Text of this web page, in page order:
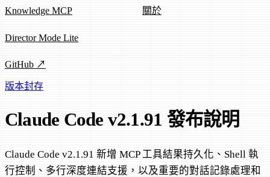
Knowledge MCP
Director Mode Lite
GitHub ↗
關於
版本封存
Claude Code v2.1.91 發布說明
Claude Code v2.1.91 新增 MCP 工具結果持久化、Shell 執
行控制、多行深度連結支援，以及重要的對話記錄處理和